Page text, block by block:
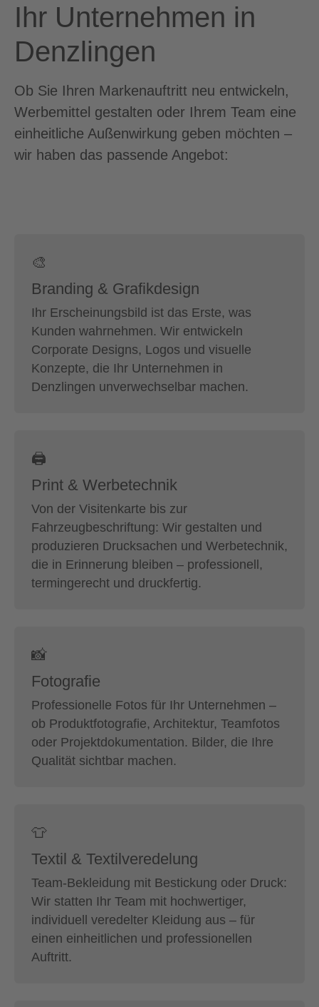
Ihr Unternehmen in
Denzlingen
Ob Sie Ihren Markenauftritt neu entwickeln,
Werbemittel gestalten oder Ihrem Team eine
einheitliche Außenwirkung geben möchten –
wir haben das passende Angebot:
🎨
Branding & Grafikdesign
Ihr Erscheinungsbild ist das Erste, was
Kunden wahrnehmen. Wir entwickeln
Corporate Designs, Logos und visuelle
Konzepte, die Ihr Unternehmen in
Denzlingen unverwechselbar machen.
🖨
Print & Werbetechnik
Von der Visitenkarte bis zur
Fahrzeugbeschriftung: Wir gestalten und
produzieren Drucksachen und Werbetechnik,
die in Erinnerung bleiben – professionell,
termingerecht und druckfertig.
📸
Fotografie
Professionelle Fotos für Ihr Unternehmen –
ob Produktfotografie, Architektur, Teamfotos
oder Projektdokumentation. Bilder, die Ihre
Qualität sichtbar machen.
👕
Textil & Textilveredelung
Team-Bekleidung mit Bestickung oder Druck:
Wir statten Ihr Team mit hochwertiger,
individuell veredelter Kleidung aus – für
einen einheitlichen und professionellen
Auftritt.